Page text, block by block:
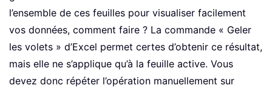
l’ensemble de ces feuilles pour visualiser facilement
vos données, comment faire ? La commande « Geler
les volets » d’Excel permet certes d’obtenir ce résultat,
mais elle ne s’applique qu’à la feuille active. Vous
devez donc répéter l’opération manuellement sur